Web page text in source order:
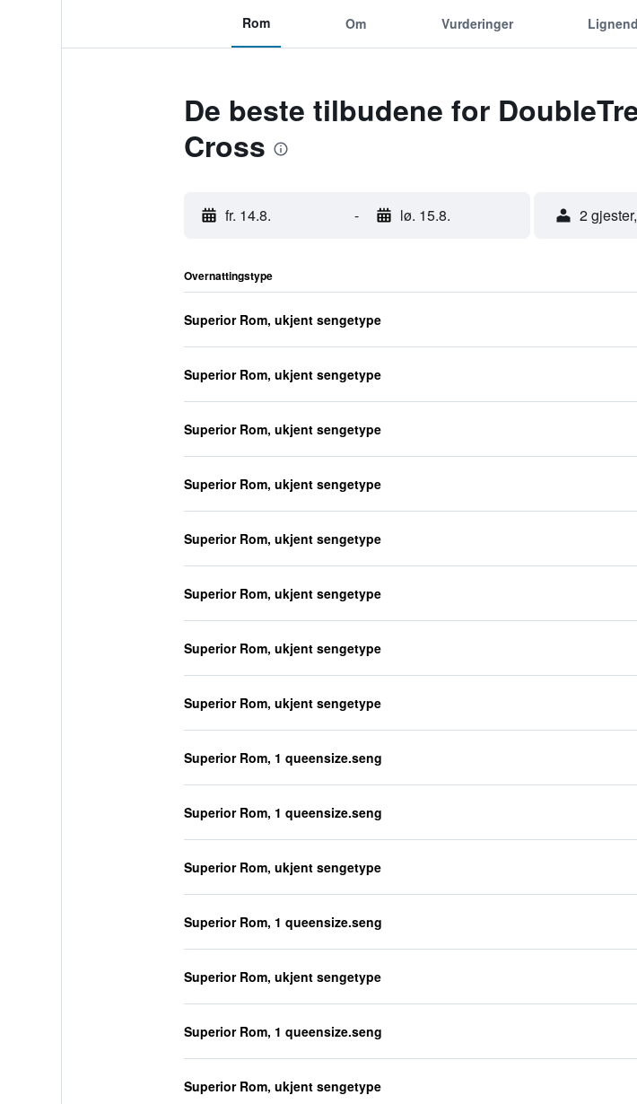
Rom Om Vurderinger
De beste tilbudene for
Cross
fr. 14.8. - lø. 15.8. 2
Overnattingstype
Superior Rom, ukjent sengetype
Superior Rom, ukjent sengetype
Superior Rom, ukjent sengetype
Superior Rom, ukjent sengetype
Superior Rom, ukjent sengetype
Superior Rom, ukjent sengetype
Superior Rom, ukjent sengetype
Superior Rom, ukjent sengetype
Superior Rom, 1 queensize.seng
Superior Rom, 1 queensize.seng
Superior Rom, ukjent sengetype
Superior Rom, 1 queensize.seng
Superior Rom, ukjent sengetype
Superior Rom, 1 queensize.seng
Superior Rom, ukjent sengetype